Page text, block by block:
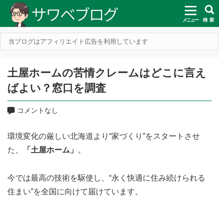
メニュー 検 索
当ブログはアフィリエイト広告を利用しています
土屋ホームの苦情クレームはどこに言え
ばよい？窓口を調査
コメントなし
環境変化の厳しい北海道より“家づくり”をスタートさせ
た、
「土屋ホーム」 。
今では最高の技術を駆使し、“永く快適に住み続けられる
住まい”を全国に向けて届けています。